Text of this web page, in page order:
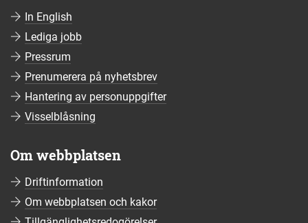
In English
Lediga jobb
Pressrum
Prenumerera på nyhetsbrev
Hantering av personuppgifter
Visselblåsning
Om webbplatsen
Driftinformation
Om webbplatsen och kakor